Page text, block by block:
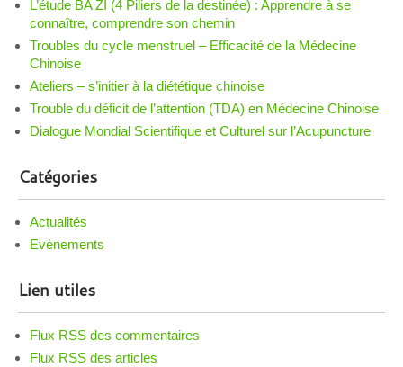
L’étude BA ZI (4 Piliers de la destinée) : Apprendre à se
connaître, comprendre son chemin
Troubles du cycle menstruel – Efficacité de la Médecine
Chinoise
Ateliers – s’initier à la diététique chinoise
Trouble du déficit de l’attention (TDA) en Médecine Chinoise
Dialogue Mondial Scientifique et Culturel sur l’Acupuncture
Catégories
Actualités
Evènements
Lien utiles
Flux RSS des commentaires
Flux RSS des articles